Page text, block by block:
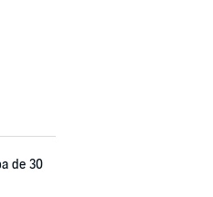
de 30